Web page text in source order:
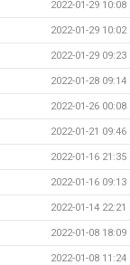
2022-01-29 10:08
2022-01-29 10:02
2022-01-29 09:23
2022-01-28 09:14
2022-01-26 00:08
2022-01-21 09:46
2022-01-16 21:35
2022-01-16 09:13
2022-01-14 22:21
2022-01-08 18:09
2022-01-08 11:24